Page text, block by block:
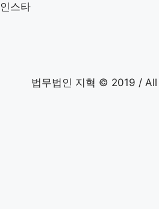
인스타
법무법인 지혁 © 2019 /